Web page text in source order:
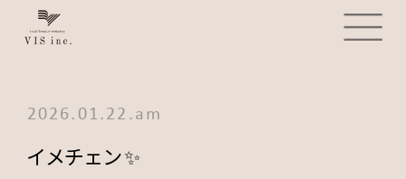
2026.01.22.am
イメチェン✨